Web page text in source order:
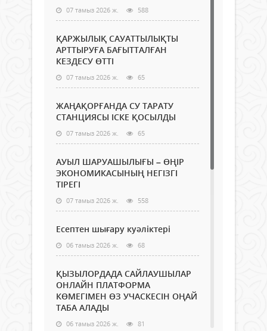
07 тамыз 2026 ж. 588
ҚАРЖЫЛЫҚ САУАТТЫЛЫҚТЫ
АРТТЫРУҒА БАҒЫТТАЛҒАН
КЕЗДЕСУ ӨТТІ
07 тамыз 2026 ж. 65
ЖАҢАҚОРҒАНДА СУ ТАРАТУ
СТАНЦИЯСЫ ІСКЕ ҚОСЫЛДЫ
07 тамыз 2026 ж. 65
АУЫЛ ШАРУАШЫЛЫҒЫ – ӨҢІР
ЭКОНОМИКАСЫНЫҢ НЕГІЗГІ
ТІРЕГІ
07 тамыз 2026 ж. 558
Есептен шығару куәліктері
06 тамыз 2026 ж. 68
ҚЫЗЫЛОРДАДА САЙЛАУШЫЛАР
ОНЛАЙН ПЛАТФОРМА
КӨМЕГІМЕН ӨЗ УЧАСКЕСІН ОҢАЙ
ТАБА АЛАДЫ
06 тамыз 2026 ж. 81